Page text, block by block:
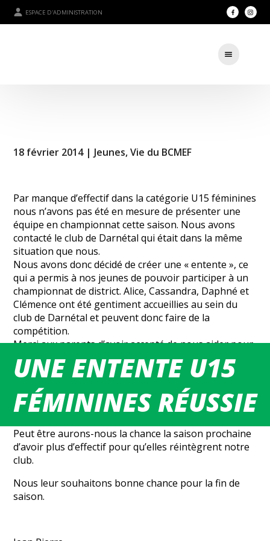
ESPACE D'ADMINISTRATION
UNE ENTENTE U15
FÉMININES RÉUSSIE
18 février 2014 | Jeunes,Vie du BCMEF
Par manque d’effectif dans la catégorie U15 féminines
nous n’avons pas été en mesure de présenter une
équipe en championnat cette saison. Nous avons
contacté le club de Darnétal qui était dans la même
situation que nous.
Nous avons donc décidé de créer une « entente », ce
qui a permis à nos jeunes de pouvoir participer à un
championnat de district. Alice, Cassandra, Daphné et
Clémence ont été gentiment accueillies au sein du
club de Darnétal et peuvent donc faire de la
compétition.
Merci aux parents d’avoir accepté de nous aider pour
que cette situation fonctionne bien en déplaçant
leurs enfants.Et cette entente est une belle réussite
première de sa poule (B). Tout cela dans une bonne
ambiance.
Peut être aurons-nous la chance la saison prochaine
d’avoir plus d’effectif pour qu’elles réintègrent notre
club.
Nous leur souhaitons bonne chance pour la fin de
saison.